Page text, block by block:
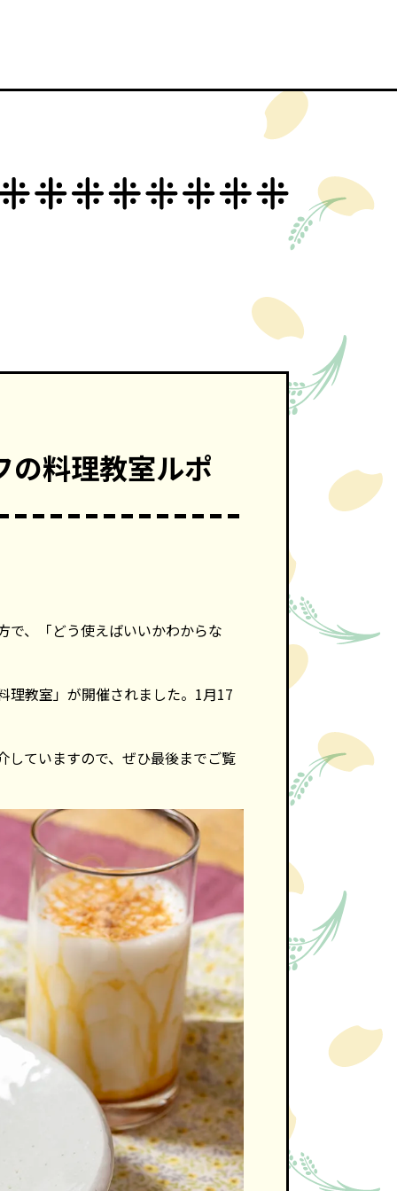
の料理教室ルポ
で、「どう使えばいいかわからな
理教室」が開催されました。1月17
していますので、ぜひ最後までご覧